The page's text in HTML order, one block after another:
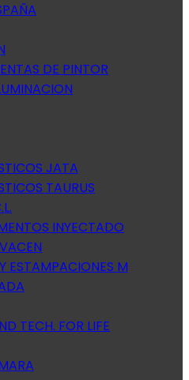
DE PINTOR
JATA
TAURUS
INYECTADO
ESTAMPACIONES M
TECH. FOR LIFE